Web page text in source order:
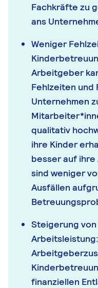
Fachkräfte zu
ans
Weniger
Arbeitgeber
Fehlzeiten und
Unternehmen
qualitativ
ihre Kinder
besser auf
sind weniger
Ausfällen
Steigerung
finanziellen